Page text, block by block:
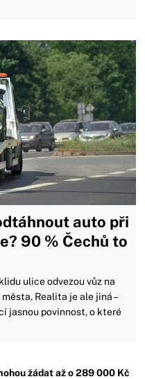
auto při
90 % Čechů to
ulice odvezou vůz na
Realita je ale jiná –
jasnou povinnost, o které
žádat až o 289 000 Kč